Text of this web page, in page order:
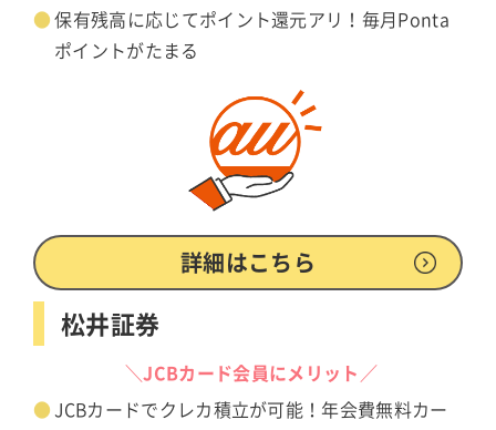
保有残高に応じてポイント還元アリ！毎月Ponta
ポイントがたまる
詳細はこちら
松井証券
＼JCBカード会員にメリット／
JCBカードでクレカ積立が可能！年会費無料カー